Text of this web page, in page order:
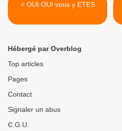
< OUI OUI vous y ETES
Hébergé par Overblog
Top articles
Pages
Contact
Signaler un abus
C.G.U.